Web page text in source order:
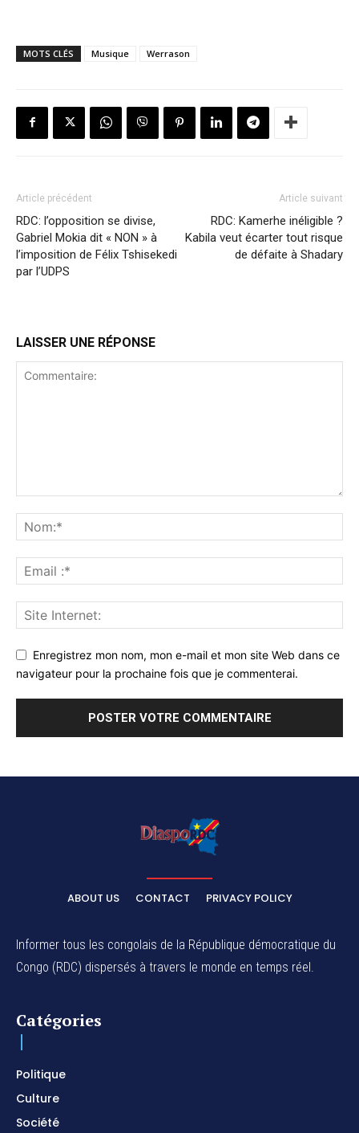
MOTS CLÉS Musique Werrason
Article précédent
RDC: l’opposition se divise,
Gabriel Mokia dit « NON » à
l’imposition de Félix Tshisekedi
par l’UDPS
Article suivant
RDC: Kamerhe inéligible ?
Kabila veut écarter tout risque
de défaite à Shadary
LAISSER UNE RÉPONSE
Enregistrez mon nom, mon e-mail et mon site Web dans ce
navigateur pour la prochaine fois que je commenterai.
ABOUT US CONTACT PRIVACY POLICY
Informer tous les congolais de la République démocratique du
Congo (RDC) dispersés à travers le monde en temps réel.
Catégories
Politique
Culture
Société